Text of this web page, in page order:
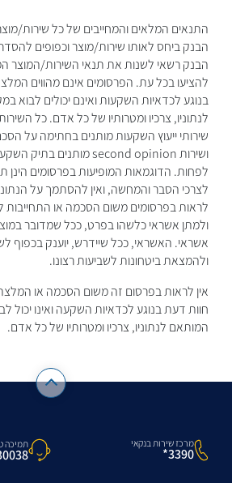
התנאים המלאים והמחייבים של כל שירות/
הבנק ביחס לאותו שירות/מוצר וכפופים
הבנק רשאי לשנות את תנאי השירות/המוצר
להציעו בכל עת. הפרסומים אינם מהווים
בנוגע לכדאיות השקעות ואינם יכולים לבוא
לנתוניו, צרכיו ומטרותיו של כל אדם. כל
שירותי ייעוץ השקעות מותנים בחתימה על
לפחות. הדוגמאות המופיעות בפרסומים הינן
לצרכי הסבר והמחשה, ואין להסתמך על
לראות בפרסומים משום הסכמה או התחייבות
ולמתן אשראי כלשהו בפרט, ככל שמדובר
אשראי. האשראי, ככל שיידרש, יוענק בכפוף
ולהמצאת ביטחונות לשביעות רצונו.
אין לראות בפרסום זה משום הסכמה או
חוות דעת בנוגע לכדאיות השקעה ואינו יכול
המותאם לנתוניו, צרכיו ומטרותיו של כל אדם.
מרכז שירות בנקאי
3390*
תמיכה